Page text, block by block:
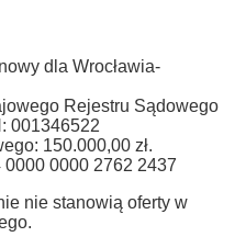
dla Wrocławia-
Rejestru Sądowego
001346522
150.000,00 zł.
0000 2762 2437
nie stanowią oferty w